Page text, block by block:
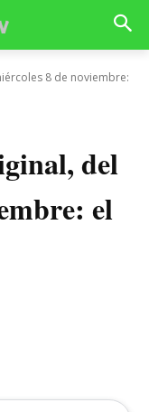
8 de noviembre:
del
el